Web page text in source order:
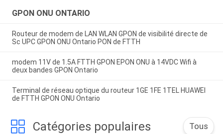
GPON ONU ONTARIO
Routeur de modem de LAN WLAN GPON de visibilité directe de
Sc UPC GPON ONU Ontario PON de FTTH
modem 11V de 1.5A FTTH GPON EPON ONU à 14VDC Wifi à
deux bandes GPON Ontario
Terminal de réseau optique du routeur 1GE 1FE 1TEL HUAWEI
de FTTH GPON ONU Ontario
Catégories populaires Tous